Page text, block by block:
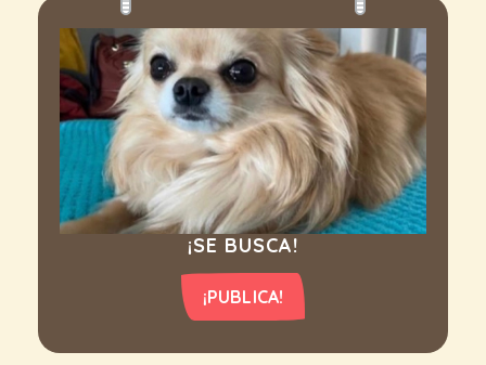
¡SE BUSCA!
¡PUBLICA!